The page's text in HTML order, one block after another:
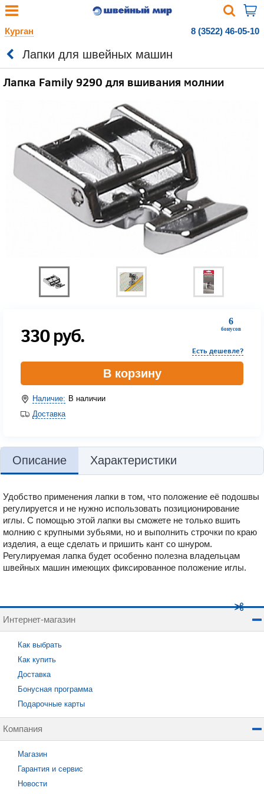
Курган 8 (3522) 46-05-10
Лапки для швейных машин
Лапка Family 9290 для вшивания молнии
6
бонусов
330руб.
Есть дешевле?
В корзину
Наличие: В наличии
Доставка
Описание Характеристики
Удобство применения лапки в том, что положение её подошвы
регулируется и не нужно использовать позиционирование
иглы. С помощью этой лапки вы сможете не только вшить
молнию с крупными зубьями, но и выполнить строчки по краю
изделия, а еще сделать и пришить кант со шнуром.
Регулируемая лапка будет особенно полезна владельцам
швейных машин имеющих фиксированное положение иглы.
Интернет-магазин
Как выбрать
Как купить
Доставка
Бонусная программа
Подарочные карты
Компания
Магазин
Гарантия и сервис
Новости